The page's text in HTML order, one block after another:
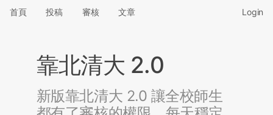
首頁 投稿 審核 文章 Login
靠北清大 2.0
新版靠北清大 2.0 讓全校師生